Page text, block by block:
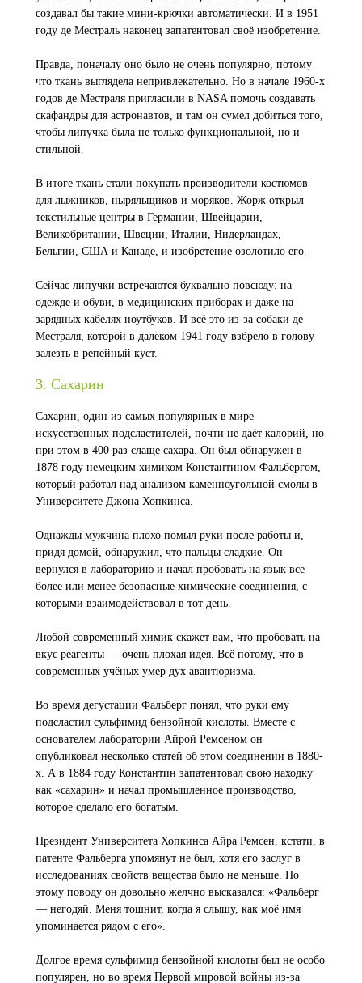
создавал бы такие мини-крючки автоматически. И в 1951
году де Местраль наконец запатентовал своё изобретение.
Правда, поначалу оно было не очень популярно, потому
что ткань выглядела непривлекательно. Но в начале 1960-х
годов де Местраля пригласили в NASA помочь создавать
скафандры для астронавтов, и там он сумел добиться того,
чтобы липучка была не только функциональной, но и
стильной.
В итоге ткань стали покупать производители костюмов
для лыжников, ныряльщиков и моряков. Жорж открыл
текстильные центры в Германии, Швейцарии,
Великобритании, Швеции, Италии, Нидерландах,
Бельгии, США и Канаде, и изобретение озолотило его.
Сейчас липучки встречаются буквально повсюду: на
одежде и обуви, в медицинских приборах и даже на
зарядных кабелях ноутбуков. И всё это из-за собаки де
Местраля, которой в далёком 1941 году взбрело в голову
залезть в репейный куст.
3. Сахарин
Сахарин, один из самых популярных в мире
искусственных подсластителей, почти не даёт калорий, но
при этом в 400 раз слаще сахара. Он был обнаружен в
1878 году немецким химиком Константином Фальбергом,
который работал над анализом каменноугольной смолы в
Университете Джона Хопкинса.
Однажды мужчина плохо помыл руки после работы и,
придя домой, обнаружил, что пальцы сладкие. Он
вернулся в лабораторию и начал пробовать на язык все
более или менее безопасные химические соединения, с
которыми взаимодействовал в тот день.
Любой современный химик скажет вам, что пробовать на
вкус реагенты — очень плохая идея. Всё потому, что в
современных учёных умер дух авантюризма.
Во время дегустации Фальберг понял, что руки ему
подсластил сульфимид бензойной кислоты. Вместе с
основателем лаборатории Айрой Ремсеном он
опубликовал несколько статей об этом соединении в 1880-
х. А в 1884 году Константин запатентовал свою находку
как «сахарин» и начал промышленное производство,
которое сделало его богатым.
Президент Университета Хопкинса Айра Ремсен, кстати, в
патенте Фальберга упомянут не был, хотя его заслуг в
исследованиях свойств вещества было не меньше. По
этому поводу он довольно желчно высказался: «Фальберг
— негодяй. Меня тошнит, когда я слышу, как моё имя
упоминается рядом с его».
Долгое время сульфимид бензойной кислоты был не особо
популярен, но во время Первой мировой войны из-за